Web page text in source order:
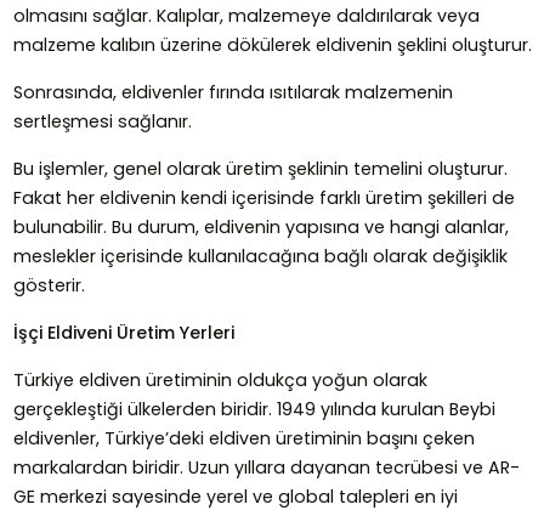
olmasını sağlar. Kalıplar, malzemeye daldırılarak veya
malzeme kalıbın üzerine dökülerek eldivenin şeklini oluşturur.
Sonrasında, eldivenler fırında ısıtılarak malzemenin
sertleşmesi sağlanır.
Bu işlemler, genel olarak üretim şeklinin temelini oluşturur.
Fakat her eldivenin kendi içerisinde farklı üretim şekilleri de
bulunabilir. Bu durum, eldivenin yapısına ve hangi alanlar,
meslekler içerisinde kullanılacağına bağlı olarak değişiklik
gösterir.
İşçi Eldiveni Üretim Yerleri
Türkiye eldiven üretiminin oldukça yoğun olarak
gerçekleştiği ülkelerden biridir. 1949 yılında kurulan Beybi
eldivenler, Türkiye’deki eldiven üretiminin başını çeken
markalardan biridir. Uzun yıllara dayanan tecrübesi ve AR-
GE merkezi sayesinde yerel ve global talepleri en iyi